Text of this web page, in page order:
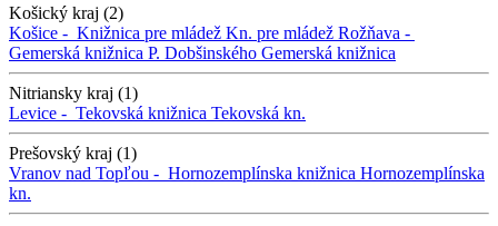
Košický kraj (2)
Košice - Knižnica pre mládež Kn. pre mládež Rožňava -
Gemerská knižnica P. Dobšinského Gemerská knižnica
Nitriansky kraj (1)
Levice - Tekovská knižnica Tekovská kn.
Prešovský kraj (1)
Vranov nad Topľou - Hornozemplínska knižnica Hornozemplínska
kn.